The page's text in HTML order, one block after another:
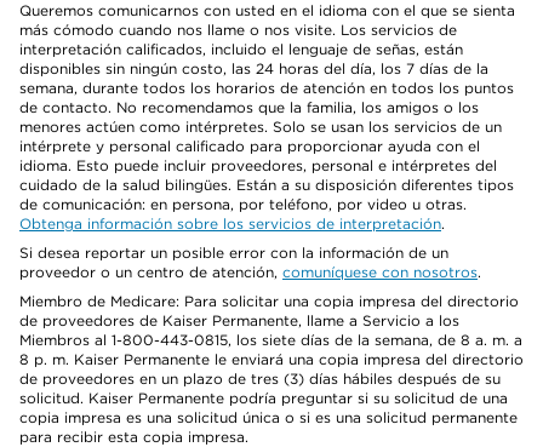
Queremos comunicarnos con usted en el idioma con el que se sienta
más cómodo cuando nos llame o nos visite. Los servicios de
interpretación calificados, incluido el lenguaje de señas, están
disponibles sin ningún costo, las 24 horas del día, los 7 días de la
semana, durante todos los horarios de atención en todos los puntos
de contacto. No recomendamos que la familia, los amigos o los
menores actúen como intérpretes. Solo se usan los servicios de un
intérprete y personal calificado para proporcionar ayuda con el
idioma. Esto puede incluir proveedores, personal e intérpretes del
cuidado de la salud bilingües. Están a su disposición diferentes tipos
de comunicación: en persona, por teléfono, por video u otras.
Obtenga información sobre los servicios de interpretación.
Si desea reportar un posible error con la información de un
proveedor o un centro de atención, comuníquese con nosotros.
Miembro de Medicare: Para solicitar una copia impresa del directorio
de proveedores de Kaiser Permanente, llame a Servicio a los
Miembros al 1-800-443-0815, los siete días de la semana, de 8 a. m. a
8 p. m. Kaiser Permanente le enviará una copia impresa del directorio
de proveedores en un plazo de tres (3) días hábiles después de su
solicitud. Kaiser Permanente podría preguntar si su solicitud de una
copia impresa es una solicitud única o si es una solicitud permanente
para recibir esta copia impresa.